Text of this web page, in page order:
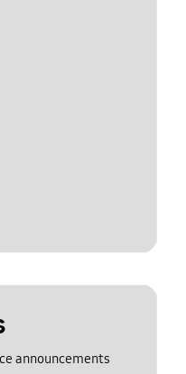
announcements